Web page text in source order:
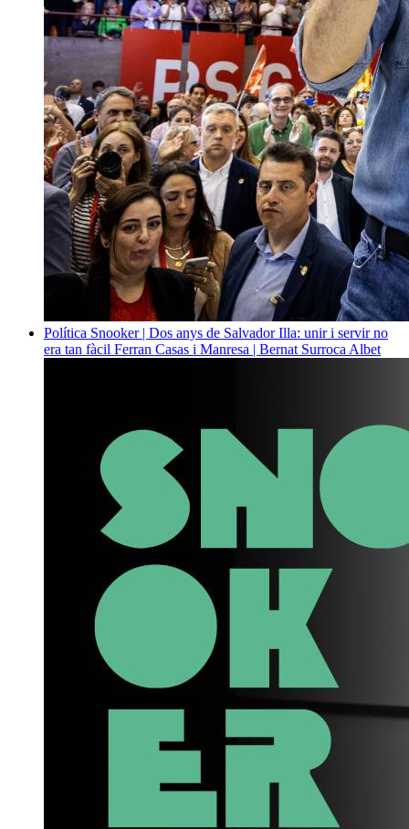
Política Snooker | Dos anys de Salvador Illa: unir i servir no
era tan fàcil Ferran Casas i Manresa | Bernat Surroca Albet